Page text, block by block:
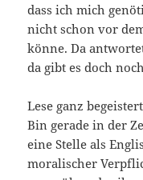
dass ich mich
nicht schon vor
könne. Da
da gibt es doch
Lese ganz
Bin gerade in der
eine Stelle als
moralischer